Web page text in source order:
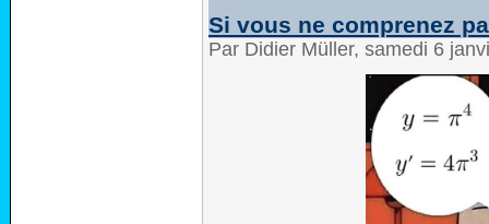
Si vous ne comprenez
Par Didier Müller, samedi 6